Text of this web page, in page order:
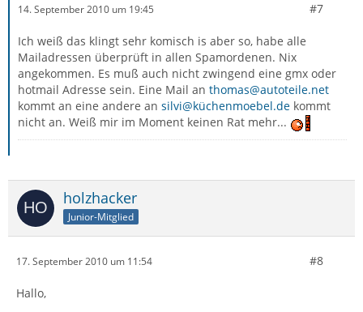
14. September 2010 um 19:45 #7
Ich weiß das klingt sehr komisch is aber so, habe alle
Mailadressen überprüft in allen Spamordenen. Nix
angekommen. Es muß auch nicht zwingend eine gmx oder
hotmail Adresse sein. Eine Mail an thomas@autoteile.net
kommt an eine andere an silvi@küchenmoebel.de kommt
nicht an. Weiß mir im Moment keinen Rat mehr...
holzhacker
Junior-Mitglied
17. September 2010 um 11:54 #8
Hallo,